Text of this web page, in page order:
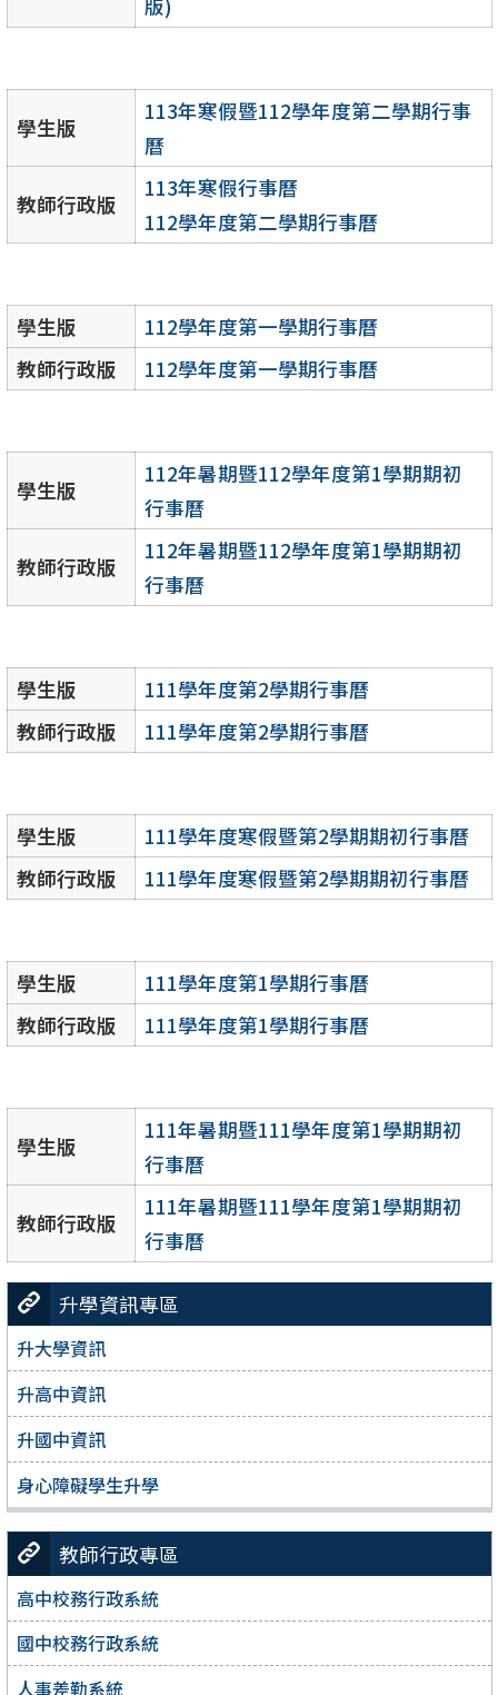
升學資訊專區
升大學資訊
升高中資訊
升國中資訊
身心障礙學生升學
教師行政專區
高中校務行政系統
國中校務行政系統
人事差勤系統
版)
學生版
113年寒假暨112學年度第二學期行事
曆
教師行政版
113年寒假行事曆
112學年度第二學期行事曆
學生版
112學年度第一學期行事曆
教師行政版
112學年度第一學期行事曆
學生版
112年暑期暨112學年度第1學期期初
行事曆
教師行政版
112年暑期暨112學年度第1學期期初
行事曆
學生版
111學年度第2學期行事曆
教師行政版
111學年度第2學期行事曆
學生版
111學年度寒假暨第2學期期初行事曆
教師行政版
111學年度寒假暨第2學期期初行事曆
學生版
111學年度第1學期行事曆
教師行政版
111學年度第1學期行事曆
學生版
111年暑期暨111學年度第1學期期初
行事曆
教師行政版
111年暑期暨111學年度第1學期期初
行事曆